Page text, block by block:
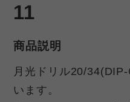
11
商品説明
月光ドリル20/
います。